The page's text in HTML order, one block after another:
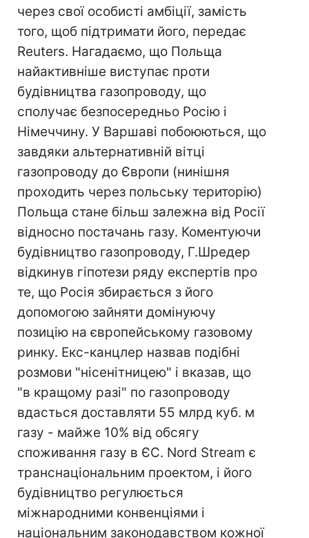
через свої особисті амбіції, замість
того, щоб підтримати його, передає
Reuters. Нагадаємо, що Польща
найактивніше виступає проти
будівництва газопроводу, що
сполучає безпосередньо Росію і
Німеччину. У Варшаві побоюються, що
завдяки альтернативній вітці
газопроводу до Європи (нинішня
проходить через польську територію)
Польща стане більш залежна від Росії
відносно постачань газу. Коментуючи
будівництво газопроводу, Г.Шредер
відкинув гіпотези ряду експертів про
те, що Росія збирається з його
допомогою зайняти домінуючу
позицію на європейському газовому
ринку. Екс-канцлер назвав подібні
розмови "нісенітницею" і вказав, що
"в кращому разі" по газопроводу
вдасться доставляти 55 млрд куб. м
газу - майже 10% від обсягу
споживання газу в ЄС. Nord Stream є
транснаціональним проектом, і його
будівництво регулюється
міжнародними конвенціями і
національним законодавством кожної